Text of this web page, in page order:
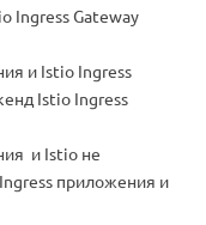
Ingress Gateway
и Istio Ingress
Istio Ingress
и Istio не
приложения и